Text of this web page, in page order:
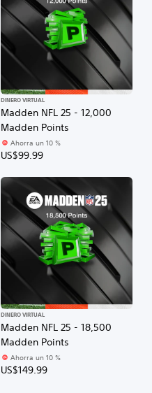
Madden NFL 25 - 12,000
Madden Points
DINERO VIRTUAL
Ahorra un 10 %
US$99.99
Madden NFL 25 - 18,500
Madden Points
DINERO VIRTUAL
Ahorra un 10 %
US$149.99